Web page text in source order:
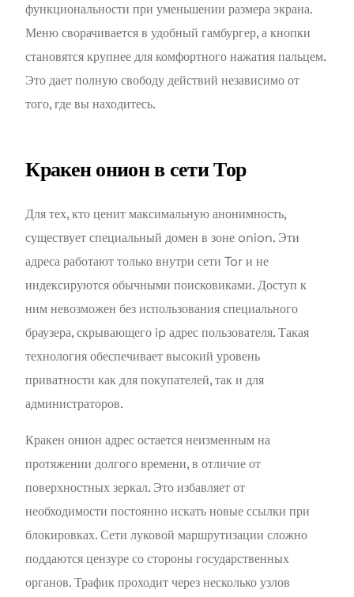
функциональности при уменьшении размера экрана.
Меню сворачивается в удобный гамбургер, а кнопки
становятся крупнее для комфортного нажатия пальцем.
Это дает полную свободу действий независимо от
того, где вы находитесь.
Кракен онион в сети Тор
Для тех, кто ценит максимальную анонимность,
существует специальный домен в зоне onion. Эти
адреса работают только внутри сети Tor и не
индексируются обычными поисковиками. Доступ к
ним невозможен без использования специального
браузера, скрывающего ip адрес пользователя. Такая
технология обеспечивает высокий уровень
приватности как для покупателей, так и для
администраторов.
Кракен онион адрес остается неизменным на
протяжении долгого времени, в отличие от
поверхностных зеркал. Это избавляет от
необходимости постоянно искать новые ссылки при
блокировках. Сети луковой маршрутизации сложно
поддаются цензуре со стороны государственных
органов. Трафик проходит через несколько узлов